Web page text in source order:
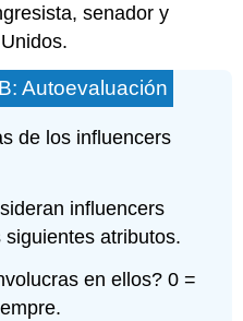
senador y
Autoevaluación
de los influencers
influencers
atributos.
en ellos? 0 =